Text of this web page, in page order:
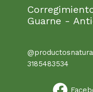
Guarne -
3185483534